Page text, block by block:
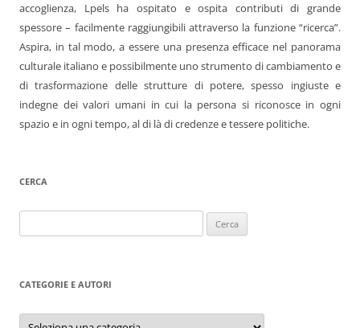
accoglienza, Lpels ha ospitato e ospita contributi di grande
spessore – facilmente raggiungibili attraverso la funzione “ricerca”.
Aspira, in tal modo, a essere una presenza efficace nel panorama
culturale italiano e possibilmente uno strumento di cambiamento e
di trasformazione delle strutture di potere, spesso ingiuste e
indegne dei valori umani in cui la persona si riconosce in ogni
spazio e in ogni tempo, al di là di credenze e tessere politiche.
CERCA
per:
CATEGORIE E AUTORI
Categorie